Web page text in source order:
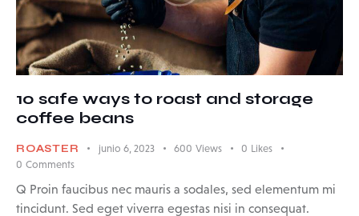
10 safe ways to roast and storage
coffee beans
ROASTER junio 6, 2023 600 Views 0 Likes
0 Comments
Q Proin faucibus nec mauris a sodales, sed elementum mi
tincidunt. Sed eget viverra egestas nisi in consequat.